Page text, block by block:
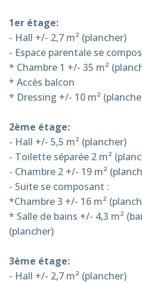
1er étage:
- Hall +/- 2,7 m² (plancher)
- Espace parentale se
* Chambre 1 +/- 35 m²
* Accès balcon
* Dressing +/- 10 m²
2ème étage:
- Hall +/- 5,5 m² (plancher)
- Toilette séparée 2 m²
- Chambre 2 +/- 19 m²
- Suite se composant :
*Chambre 3 +/- 16 m²
* Salle de bains +/- 4,3 m²
(plancher)
3ème étage:
- Hall +/- 2,7 m² (plancher)